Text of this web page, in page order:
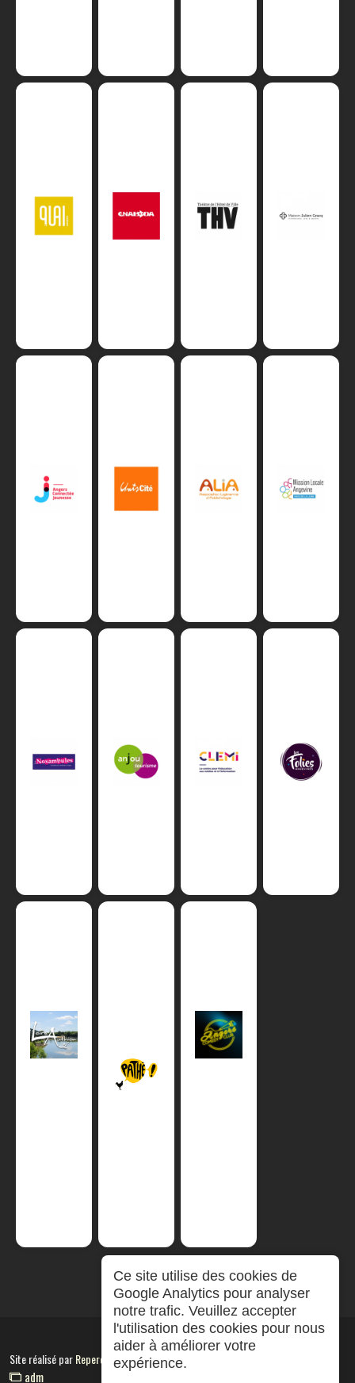
Site réalisé parRepereCom
adm
Ce site utilise des cookies de
Google Analytics pour analyser
notre trafic. Veuillez accepter
l'utilisation des cookies pour nous
aider à améliorer votre
expérience.